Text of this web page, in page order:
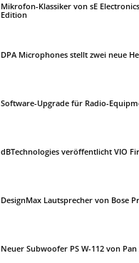
Mikrofon-Klassiker von sE
Edition
DPA Microphones stellt zwei neue
Software-Upgrade für Radio-
dBTechnologies veröffentlicht VIO
DesignMax Lautsprecher von Bose
Neuer Subwoofer PS W-112 von Pan